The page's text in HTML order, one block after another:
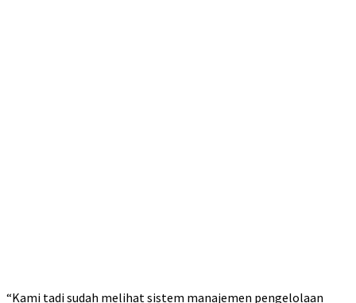
“Kami tadi sudah melihat sistem manajemen pengelolaan